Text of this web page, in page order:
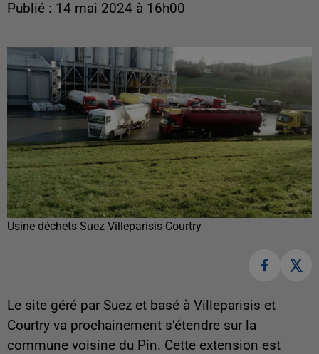
Publié : 14 mai 2024 à 16h00
Usine déchets Suez Villeparisis-Courtry
Le site géré par Suez et basé à Villeparisis et
Courtry va prochainement s’étendre sur la
commune voisine du Pin. Cette extension est